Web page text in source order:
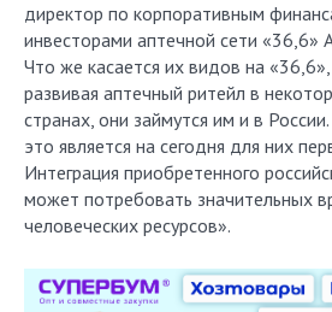
директор по корпоративным
инвесторами аптечной сети «36,6»
Что же касается их видов на
развивая аптечный ритейл в
странах, они займутся им и в
это является на сегодня для них
Интеграция приобретенного
может потребовать значительных
человеческих ресурсов».